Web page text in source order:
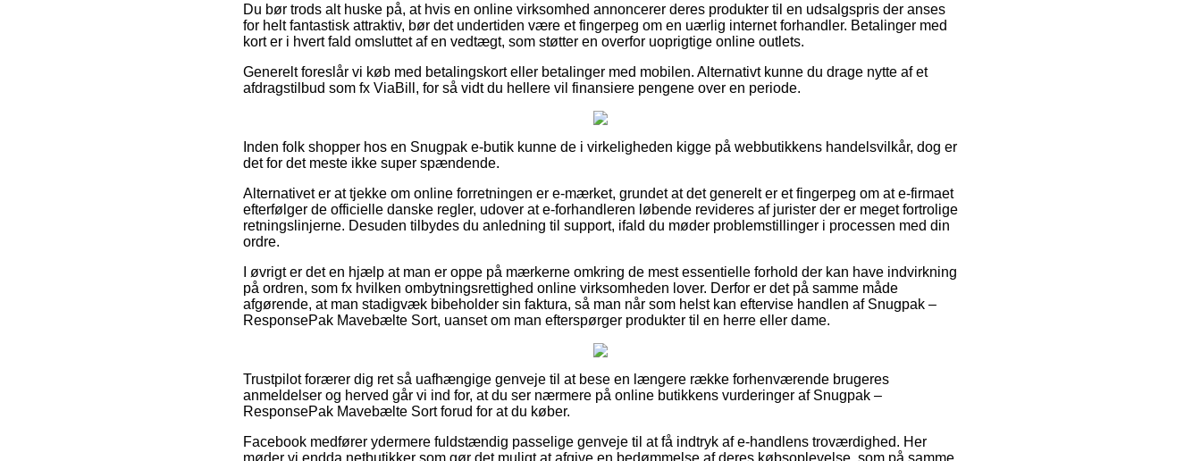
Du bør trods alt huske på, at hvis en online virksomhed annoncerer deres produkter til en udsalgspris der anses
for helt fantastisk attraktiv, bør det undertiden være et fingerpeg om en uærlig internet forhandler. Betalinger med
kort er i hvert fald omsluttet af en vedtægt, som støtter en overfor uoprigtige online outlets.
Generelt foreslår vi køb med betalingskort eller betalinger med mobilen. Alternativt kunne du drage nytte af et
afdragstilbud som fx ViaBill, for så vidt du hellere vil finansiere pengene over en periode.
Inden folk shopper hos en Snugpak e-butik kunne de i virkeligheden kigge på webbutikkens handelsvilkår, dog er
det for det meste ikke super spændende.
Alternativet er at tjekke om online forretningen er e-mærket, grundet at det generelt er et fingerpeg om at e-firmaet
efterfølger de officielle danske regler, udover at e-forhandleren løbende revideres af jurister der er meget fortrolige
retningslinjerne. Desuden tilbydes du anledning til support, ifald du møder problemstillinger i processen med din
ordre.
I øvrigt er det en hjælp at man er oppe på mærkerne omkring de mest essentielle forhold der kan have indvirkning
på ordren, som fx hvilken ombytningsrettighed online virksomheden lover. Derfor er det på samme måde
afgørende, at man stadigvæk bibeholder sin faktura, så man når som helst kan eftervise handlen af Snugpak –
ResponsePak Mavebælte Sort, uanset om man efterspørger produkter til en herre eller dame.
Trustpilot forærer dig ret så uafhængige genveje til at bese en længere række forhenværende brugeres
anmeldelser og herved går vi ind for, at du ser nærmere på online butikkens vurderinger af Snugpak –
ResponsePak Mavebælte Sort forud for at du køber.
Facebook medfører ydermere fuldstændig passelige genveje til at få indtryk af e-handlens troværdighed. Her
møder vi endda netbutikker som gør det muligt at afgive en bedømmelse af deres købsoplevelse, som på samme